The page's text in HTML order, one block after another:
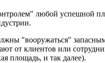
любой успешной
"вооружаться"
от клиентов или
площадь, и так далее).